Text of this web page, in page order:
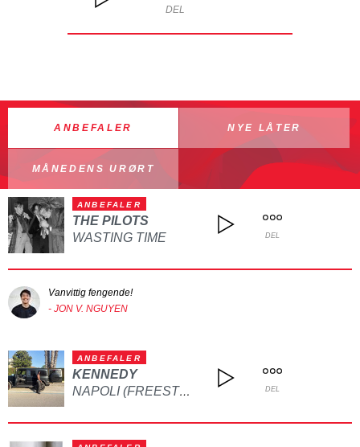
DEL
ANBEFALER NYE LÅTER
MÅNEDENS URØRT
ANBEFALER
THE PILOTS
WASTING TIME
DEL
Vanvittig fengende!
- JON V. NGUYEN
ANBEFALER
KENNEDY
NAPOLI (FREESTYLE) DEL